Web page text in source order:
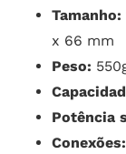
Tamanho:
x 66 mm
Peso:
Potência
Conexões: